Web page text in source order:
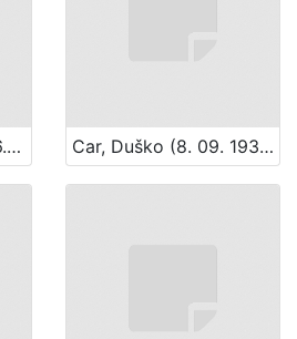
Bandić, Miloš I. (6. 06. 1930. – 15. 12. 1995.) Car, Duško (8. 09. 1931. – 29. 08. 1990.)